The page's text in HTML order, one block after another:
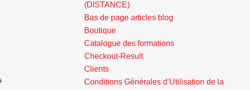
(DISTANCE)
Bas de page articles blog
Boutique
Catalogue des formations
Checkout-Result
Clients
Conditions Générales d’Utilisation de la